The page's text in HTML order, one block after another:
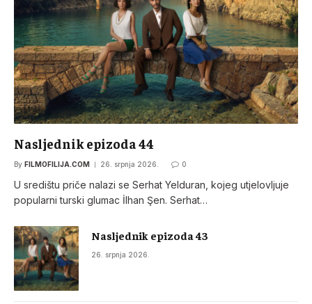
Nasljednik epizoda 44
By FILMOFILIJA.COM 26. srpnja 2026. 0
U središtu priče nalazi se Serhat Yelduran, kojeg utjelovljuje
popularni turski glumac İlhan Şen. Serhat…
Nasljednik epizoda 43
26. srpnja 2026.